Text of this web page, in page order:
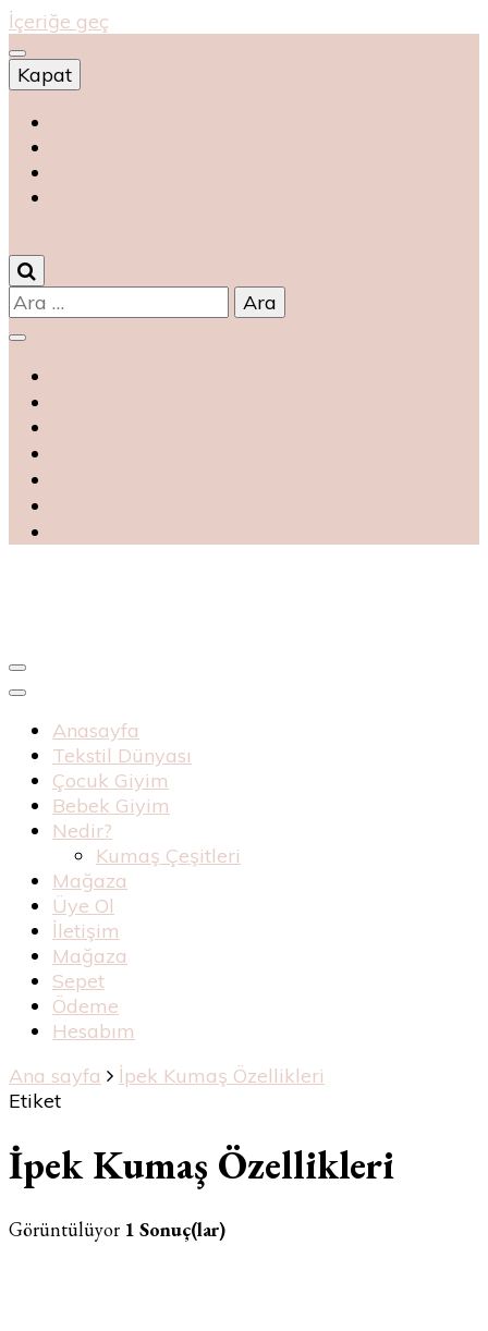
İçeriğe geç
Kapat
Arama:
Haknur Bebe
Anasayfa
Tekstil Dünyası
Çocuk Giyim
Bebek Giyim
Nedir?
Kumaş Çeşitleri
Mağaza
Üye Ol
İletişim
Mağaza
Sepet
Ödeme
Hesabım
Ana sayfa
İpek Kumaş Özellikleri
Etiket
İpek Kumaş Özellikleri
Görüntülüyor 1 Sonuç(lar)